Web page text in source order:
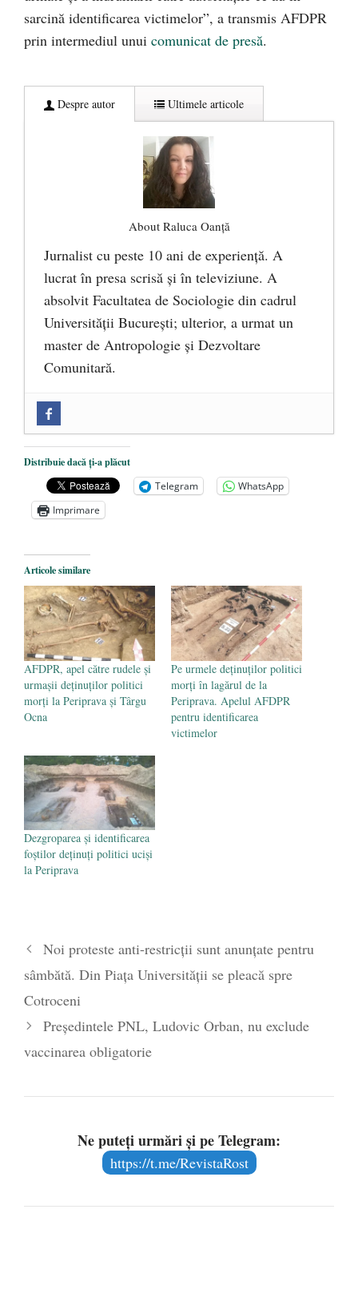
sarcină identificarea victimelor”, a transmis AFDPR
prin intermediul unui comunicat de presă.
Despre autor Ultimele articole
About Raluca Oanță
Jurnalist cu peste 10 ani de experiență. A
lucrat în presa scrisă și în televiziune. A
absolvit Facultatea de Sociologie din cadrul
Universității București; ulterior, a urmat un
master de Antropologie și Dezvoltare
Comunitară.
Mănăstirea „Sfânta Ana” Rohia. Părintele
Nicolae Steinhardt, comemorat la 102 ani
de la naștere - 29 iulie 2024
„Carnea cultivată” în laborator, tot mai
comercializare în UE
Părintele mărturisitor Constantin
Voicescu, pomenit, duminică, la
Mănăstirea Cernica - 27 iulie 2024
Distribuie dacă ți-a plăcut
Telegram
WhatsApp
Imprimare
Articole similare
AFDPR, apel către rudele și
urmașii deținuților politici
morți la Periprava și Târgu
Ocna
Pe urmele deținuților politici
morți în lagărul de la
Periprava. Apelul AFDPR
pentru identificarea
victimelor
Dezgroparea și identificarea
foștilor deținuți politici uciși
la Periprava
Noi proteste anti-restricții sunt anunțate pentru
sâmbătă. Din Piața Universității se pleacă spre
Cotroceni
Președintele PNL, Ludovic Orban, nu exclude
vaccinarea obligatorie
Ne puteți urmări și pe Telegram:
https://t.me/RevistaRost